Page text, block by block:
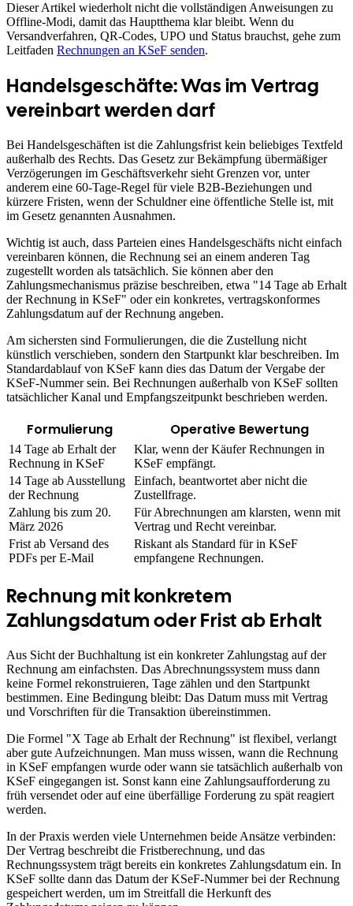
Dieser Artikel wiederholt nicht die vollständigen Anweisungen zu
Offline-Modi, damit das Hauptthema klar bleibt. Wenn du
Versandverfahren, QR-Codes, UPO und Status brauchst, gehe zum
Leitfaden Rechnungen an KSeF senden.
Handelsgeschäfte: Was im Vertrag
vereinbart werden darf
Bei Handelsgeschäften ist die Zahlungsfrist kein beliebiges Textfeld
außerhalb des Rechts. Das Gesetz zur Bekämpfung übermäßiger
Verzögerungen im Geschäftsverkehr sieht Grenzen vor, unter
anderem eine 60-Tage-Regel für viele B2B-Beziehungen und
kürzere Fristen, wenn der Schuldner eine öffentliche Stelle ist, mit
im Gesetz genannten Ausnahmen.
Wichtig ist auch, dass Parteien eines Handelsgeschäfts nicht einfach
vereinbaren können, die Rechnung sei an einem anderen Tag
zugestellt worden als tatsächlich. Sie können aber den
Zahlungsmechanismus präzise beschreiben, etwa "14 Tage ab Erhalt
der Rechnung in KSeF" oder ein konkretes, vertragskonformes
Zahlungsdatum auf der Rechnung angeben.
Am sichersten sind Formulierungen, die die Zustellung nicht
künstlich verschieben, sondern den Startpunkt klar beschreiben. Im
Standardablauf von KSeF kann dies das Datum der Vergabe der
KSeF-Nummer sein. Bei Rechnungen außerhalb von KSeF sollten
tatsächlicher Kanal und Empfangszeitpunkt beschrieben werden.
Formulierung Operative Bewertung
14 Tage ab Erhalt der
Rechnung in KSeF
Klar, wenn der Käufer Rechnungen in
KSeF empfängt.
14 Tage ab Ausstellung
der Rechnung
Einfach, beantwortet aber nicht die
Zustellfrage.
Zahlung bis zum 20.
März 2026
Für Abrechnungen am klarsten, wenn mit
Vertrag und Recht vereinbar.
Frist ab Versand des
PDFs per E-Mail
Riskant als Standard für in KSeF
empfangene Rechnungen.
Rechnung mit konkretem
Zahlungsdatum oder Frist ab Erhalt
Aus Sicht der Buchhaltung ist ein konkreter Zahlungstag auf der
Rechnung am einfachsten. Das Abrechnungssystem muss dann
keine Formel rekonstruieren, Tage zählen und den Startpunkt
bestimmen. Eine Bedingung bleibt: Das Datum muss mit Vertrag
und Vorschriften für die Transaktion übereinstimmen.
Die Formel "X Tage ab Erhalt der Rechnung" ist flexibel, verlangt
aber gute Aufzeichnungen. Man muss wissen, wann die Rechnung
in KSeF empfangen wurde oder wann sie tatsächlich außerhalb von
KSeF eingegangen ist. Sonst kann eine Zahlungsaufforderung zu
früh versendet oder auf eine überfällige Forderung zu spät reagiert
werden.
In der Praxis werden viele Unternehmen beide Ansätze verbinden:
Der Vertrag beschreibt die Fristberechnung, und das
Rechnungssystem trägt bereits ein konkretes Zahlungsdatum ein. In
KSeF sollte dann das Datum der KSeF-Nummer bei der Rechnung
gespeichert werden, um im Streitfall die Herkunft des